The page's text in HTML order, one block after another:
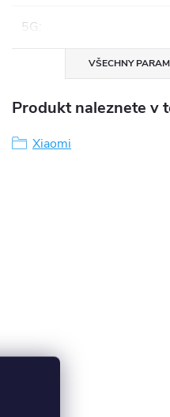
5G:
VŠECHNY
Produkt naleznete v
Xiaomi